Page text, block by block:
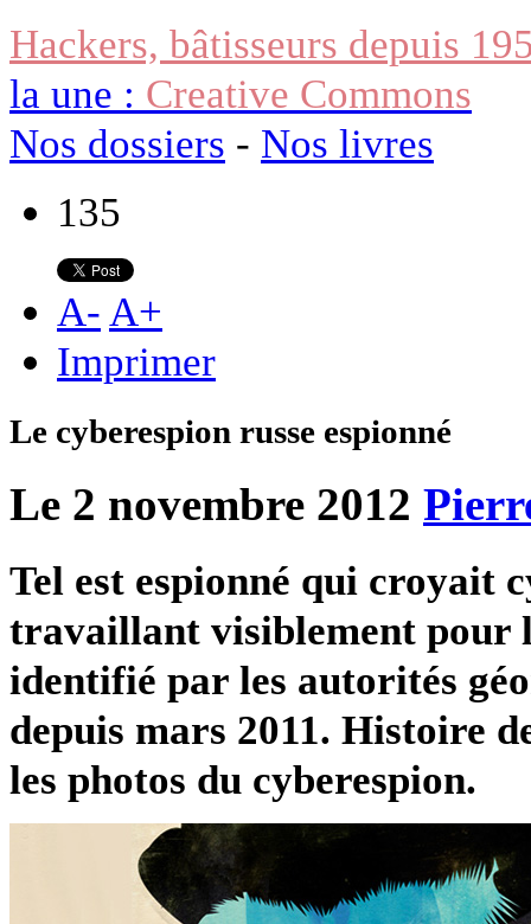
Hackers, bâtisseurs depuis
la une : Creative Commons
Nos dossiers - Nos livres
135
A- A+
Imprimer
Le cyberespion russe espionné
Le 2 novembre 2012
Tel est espionné qui croyait
travaillant visiblement pour
identifié par les autorités
depuis mars 2011. Histoire
les photos du cyberespion.